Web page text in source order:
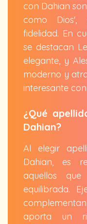
con Dahian
como Dios',
fidelidad. En
se destacan
elegante, y
moderno y
interesante
¿Qué
Dahian?
Al elegir
Dahian, es
aquellos
equilibrada.
aporta un